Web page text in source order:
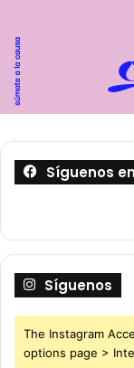
Síguenos
Síguenos
The Instagram
options page >